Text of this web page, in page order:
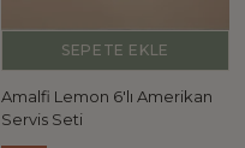
SEPETE EKLE
Amalfi Lemon 6'lı Amerikan
Servis Seti